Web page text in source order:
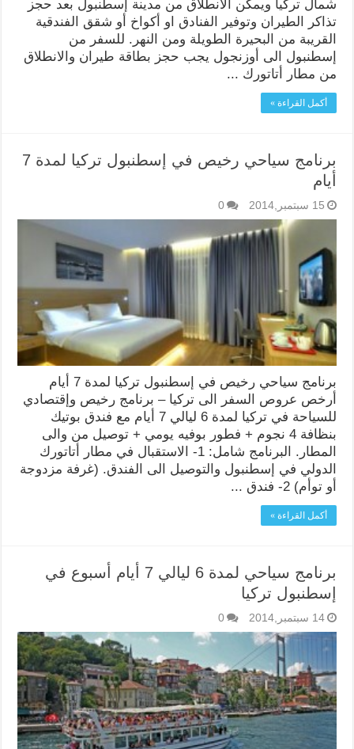
شمال تركيا ويمكن الانطلاق من مدينة إسطنبول بعد حجز
تذاكر الطيران وتوفير الفنادق او أكواخ أو شقق الفندقية
القريبة من البحيرة الطويلة ومن النهر. للسفر من
إسطنبول الى أوزنجول يجب حجز بطاقة طيران والانطلاق
من مطار أتاتورك ...
أكمل القراءة »
برنامج سياحي رخيص في إسطنبول تركيا لمدة 7
أيام
15 سبتمبر,2014 0
برنامج سياحي رخيص في إسطنبول تركيا لمدة 7 أيام
أرخص عروص السفر الى تركيا – برنامج رخيص وإقتصادي
للسياحة في تركيا لمدة 6 ليالي 7 أيام مع فندق بوتيك
بنظافة 4 نجوم + فطور بوفيه يومي + توصيل من والى
المطار. البرنامج شامل: 1- الاستقبال في مطار أتاتورك
الدولي في إسطنبول والتوصيل الى الفندق. (غرفة مزدوجة
أو توأم) 2- فندق ...
أكمل القراءة »
برنامج سياحي لمدة 6 ليالي 7 أيام أسبوع في
إسطنبول تركيا
14 سبتمبر,2014 0